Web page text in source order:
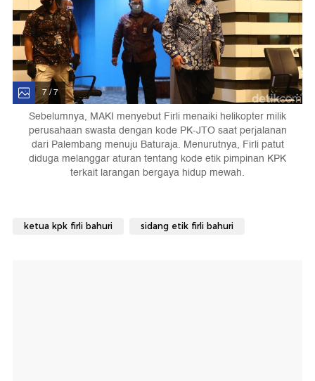
7 / 7
Sebelumnya, MAKI menyebut Firli menaiki helikopter milik
perusahaan swasta dengan kode PK-JTO saat perjalanan
dari Palembang menuju Baturaja. Menurutnya, Firli patut
diduga melanggar aturan tentang kode etik pimpinan KPK
terkait larangan bergaya hidup mewah.
ketua kpk firli bahuri sidang etik firli bahuri